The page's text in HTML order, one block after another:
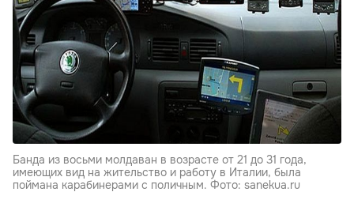
Банда из восьми молдаван в возрасте от 21 до 31 года,
имеющих вид на жительство и работу в Италии, была
поймана карабинерами с поличным. Фото: sanekua.ru